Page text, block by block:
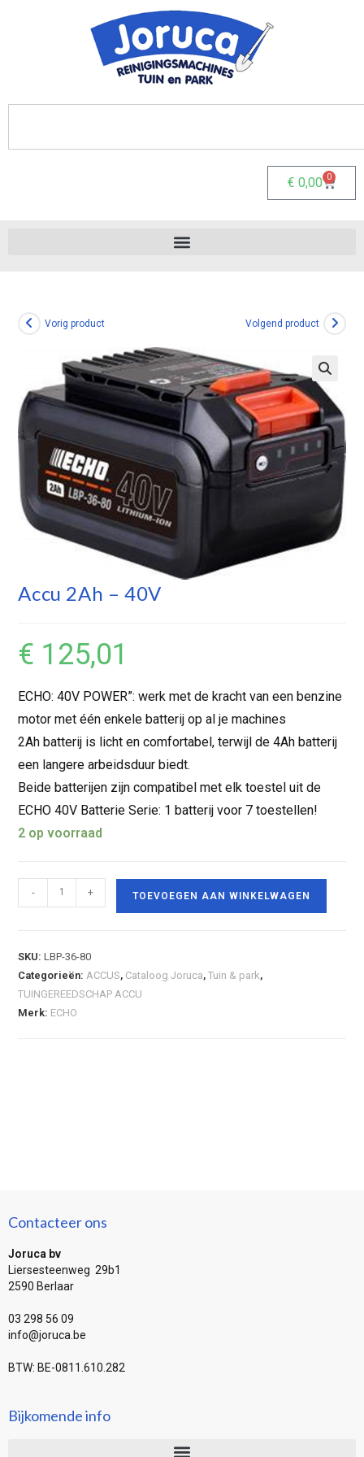
€ 0,00 0
Vorig product Volgend product
Accu 2Ah – 40V
€ 125,01
ECHO: 40V POWER”: werk met de kracht van een benzine
motor met één enkele batterij op al je machines
2Ah batterij is licht en comfortabel, terwijl de 4Ah batterij
een langere arbeidsduur biedt.
Beide batterijen zijn compatibel met elk toestel uit de
ECHO 40V Batterie Serie: 1 batterij voor 7 toestellen!
2 op voorraad
- + TOEVOEGEN AAN WINKELWAGEN
SKU:LBP-36-80
Categorieën: ACCUS, Cataloog Joruca,Tuin & park,
TUINGEREEDSCHAP ACCU
Merk: ECHO
Contacteer ons
Joruca bv
Liersesteenweg 29b1
2590 Berlaar
03 298 56 09
info@joruca.be
BTW: BE-0811.610.282
Bijkomende info